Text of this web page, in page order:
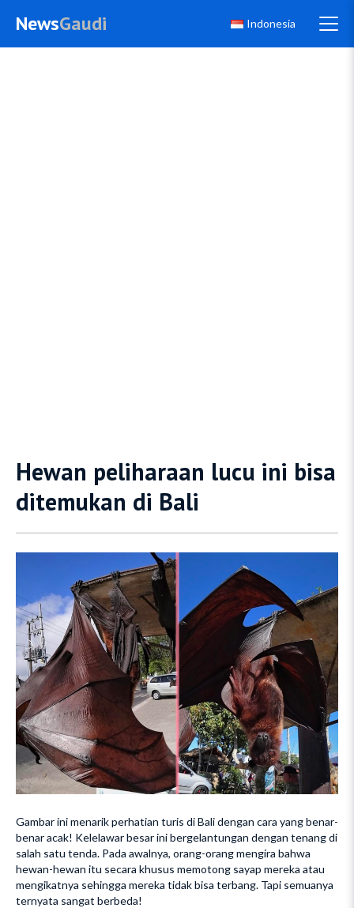
NewsGaudi Indonesia
Hewan peliharaan lucu ini bisa
ditemukan di Bali
Gambar ini menarik perhatian turis di Bali dengan cara yang benar-
benar acak! Kelelawar besar ini bergelantungan dengan tenang di
salah satu tenda. Pada awalnya, orang-orang mengira bahwa
hewan-hewan itu secara khusus memotong sayap mereka atau
mengikatnya sehingga mereka tidak bisa terbang. Tapi semuanya
ternyata sangat berbeda!